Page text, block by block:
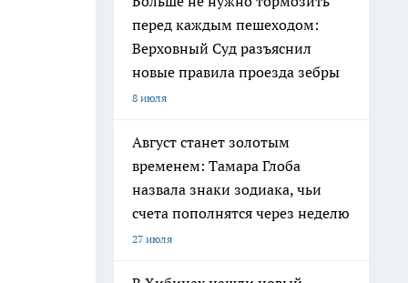
перед каждым пешеходом:
Верховный Суд разъяснил
новые правила проезда зебры
8 июля
Август станет золотым
временем: Тамара Глоба
назвала знаки зодиака, чьи
счета пополнятся через неделю
27 июля